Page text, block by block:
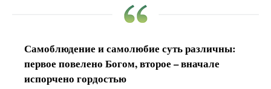
Самоблюдение и самолюбие суть различны:
первое повелено Богом, второе – вначале
испорчено гордостью